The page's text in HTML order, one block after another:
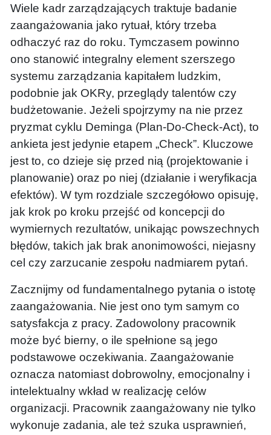
Wiele kadr zarządzających traktuje badanie
zaangażowania jako rytuał, który trzeba
odhaczyć raz do roku. Tymczasem powinno
ono stanowić integralny element szerszego
systemu zarządzania kapitałem ludzkim,
podobnie jak OKRy, przeglądy talentów czy
budżetowanie. Jeżeli spojrzymy na nie przez
pryzmat cyklu Deminga (Plan-Do-Check-Act), to
ankieta jest jedynie etapem „Check”. Kluczowe
jest to, co dzieje się przed nią (projektowanie i
planowanie) oraz po niej (działanie i weryfikacja
efektów). W tym rozdziale szczegółowo opisuję,
jak krok po kroku przejść od koncepcji do
wymiernych rezultatów, unikając powszechnych
błędów, takich jak brak anonimowości, niejasny
cel czy zarzucanie zespołu nadmiarem pytań.
Zacznijmy od fundamentalnego pytania o istotę
zaangażowania. Nie jest ono tym samym co
satysfakcja z pracy. Zadowolony pracownik
może być bierny, o ile spełnione są jego
podstawowe oczekiwania. Zaangażowanie
oznacza natomiast dobrowolny, emocjonalny i
intelektualny wkład w realizację celów
organizacji. Pracownik zaangażowany nie tylko
wykonuje zadania, ale też szuka usprawnień,